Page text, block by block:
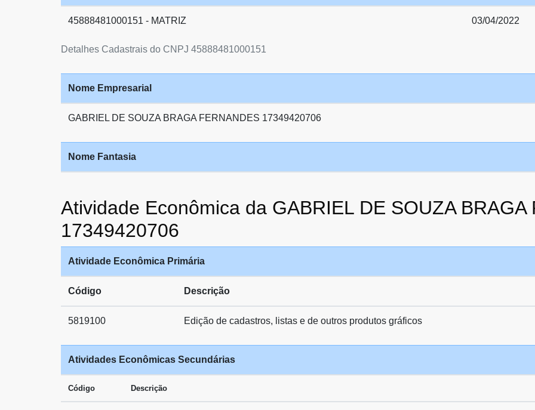
Detalhes Cadastrais do CNPJ 45888481000151
45888481000151 - MATRIZ 03/04/2022
Nome Empresarial
GABRIEL DE SOUZA BRAGA FERNANDES 17349420706
Nome Fantasia
Atividade Econômica da GABRIEL DE SOUZA BRAGA
17349420706
Atividade Econômica Primária
Código Descrição
5819100 Edição de cadastros, listas e de outros produtos gráficos
Atividades Econômicas Secundárias
Código Descrição